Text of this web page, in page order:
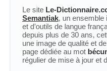
Le site Le-
Semantiak, un ensemble
et d’outils de langue
depuis plus de 30 ans,
une image de qualité et
page dédiée au mot
régulier de mise à jour et